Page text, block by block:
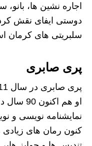
اجاره نشین ها،
دوستی ایفای نقش
سلبریتی های کرمان
پری صابری
او هم
نمایشنامه نویسی و
کنون رمان های